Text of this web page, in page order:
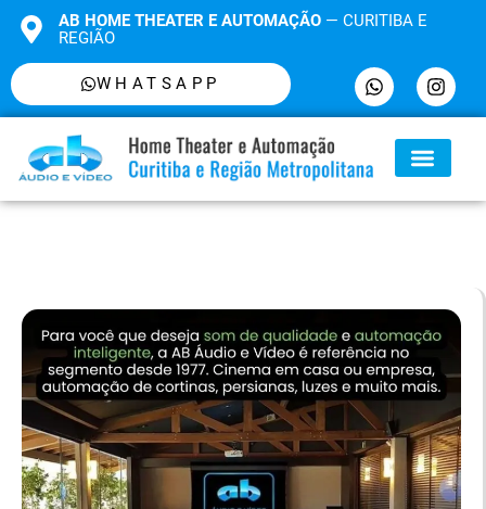
AB HOME THEATER E AUTOMAÇÃO— CURITIBA E
REGIÃO
WHATSAPP